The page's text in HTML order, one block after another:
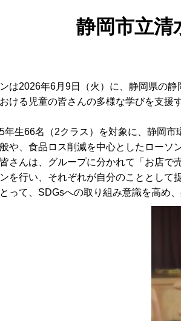
静岡市立清
は2026年6月9日（火）に、静岡県の
ける児童の皆さんの多様な学びを支援
年生66名（2クラス）を対象に、静岡
や、食品ロス削減を中心としたローソ
さんは、グループに分かれて「お店
を行い、それぞれが自分のこととして
って、SDGsへの取り組み意識を高め